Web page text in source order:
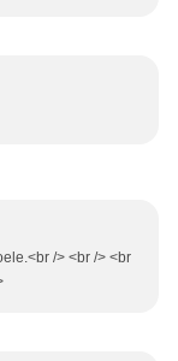
/> <br /> <br